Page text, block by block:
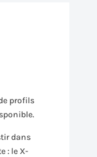
profils
dans
: le X-